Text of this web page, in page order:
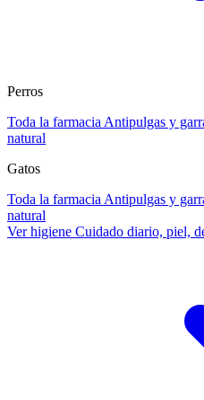
Perros
Toda la farmacia Antipulgas y
natural
Gatos
Toda la farmacia Antipulgas y
natural
Ver higiene Cuidado diario, piel,